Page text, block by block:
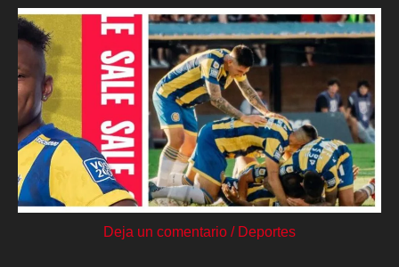
Deja un comentario / Deportes